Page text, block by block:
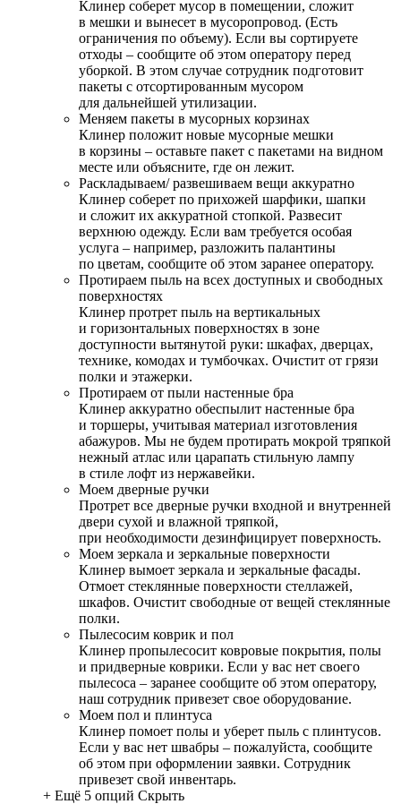
Клинер соберет мусор в помещении, сложит
в мешки и вынесет в мусоропровод. (Есть
ограничения по объему). Если вы сортируете
отходы – сообщите об этом оператору перед
уборкой. В этом случае сотрудник подготовит
пакеты с отсортированным мусором
для дальнейшей утилизации.
Меняем пакеты в мусорных корзинах
Клинер положит новые мусорные мешки
в корзины – оставьте пакет с пакетами на видном
месте или объясните, где он лежит.
Раскладываем/ развешиваем вещи аккуратно
Клинер соберет по прихожей шарфики, шапки
и сложит их аккуратной стопкой. Развесит
верхнюю одежду. Если вам требуется особая
услуга – например, разложить палантины
по цветам, сообщите об этом заранее оператору.
Протираем пыль на всех доступных и свободных
поверхностях
Клинер протрет пыль на вертикальных
и горизонтальных поверхностях в зоне
доступности вытянутой руки: шкафах, дверцах,
технике, комодах и тумбочках. Очистит от грязи
полки и этажерки.
Протираем от пыли настенные бра
Клинер аккуратно обеспылит настенные бра
и торшеры, учитывая материал изготовления
абажуров. Мы не будем протирать мокрой тряпкой
нежный атлас или царапать стильную лампу
в стиле лофт из нержавейки.
Моем дверные ручки
Протрет все дверные ручки входной и внутренней
двери сухой и влажной тряпкой,
при необходимости дезинфицирует поверхность.
Моем зеркала и зеркальные поверхности
Клинер вымоет зеркала и зеркальные фасады.
Отмоет стеклянные поверхности стеллажей,
шкафов. Очистит свободные от вещей стеклянные
полки.
Пылесосим коврик и пол
Клинер пропылесосит ковровые покрытия, полы
и придверные коврики. Если у вас нет своего
пылесоса – заранее сообщите об этом оператору,
наш сотрудник привезет свое оборудование.
Моем пол и плинтуса
Клинер помоет полы и уберет пыль с плинтусов.
Если у вас нет швабры – пожалуйста, сообщите
об этом при оформлении заявки. Сотрудник
привезет свой инвентарь.
+ Ещё 5 опций Скрыть